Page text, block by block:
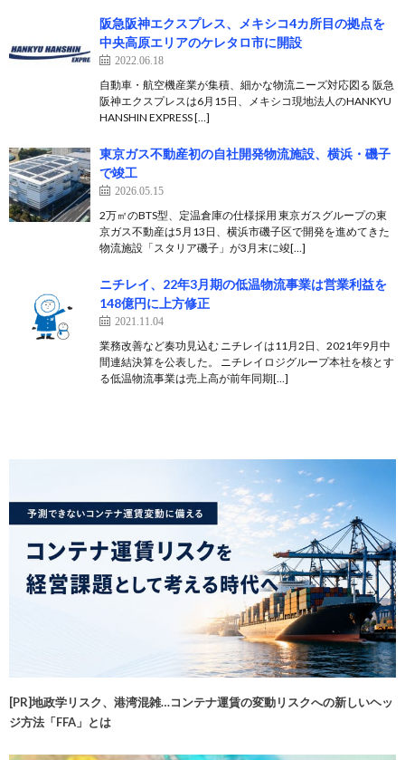
​阪急阪神エクスプレス、メキシコ4カ所目の拠点を
中央高原エリアのケレタロ市に開設
2022.06.18
自動車・航空機産業が集積、細かな物流ニーズ対応図る 阪急
阪神エクスプレスは6月15日、メキシコ現地法人のHANKYU
HANSHIN EXPRESS […]
東京ガス不動産初の自社開発物流施設、横浜・磯子
で竣工
2026.05.15
2万㎡のBTS型、定温倉庫の仕様採用 東京ガスグループの東
京ガス不動産は5月13日、横浜市磯子区で開発を進めてきた
物流施設「スタリア磯子」が3月末に竣[…]
ニチレイ、22年3月期の低温物流事業は営業利益を
148億円に上方修正
2021.11.04
業務改善など奏功見込む ニチレイは11月2日、2021年9月中
間連結決算を公表した。 ニチレイロジグループ本社を核とす
る低温物流事業は売上高が前年同期[…]
[PR]地政学リスク、港湾混雑…コンテナ運賃の変動リスクへの新しいヘッ
ジ方法「FFA」とは